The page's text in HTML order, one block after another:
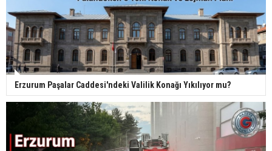
Erzurum Paşalar Caddesi'ndeki Valilik Konağı Yıkılıyor mu?